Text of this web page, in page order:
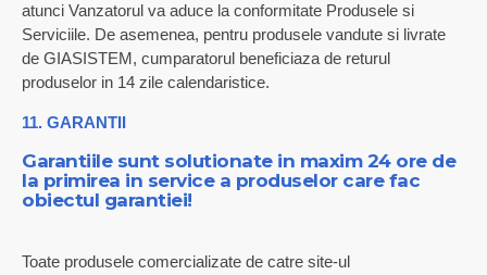
atunci Vanzatorul va aduce la conformitate Produsele si
Serviciile. De asemenea, pentru produsele vandute si livrate
de GIASISTEM, cumparatorul beneficiaza de returul
produselor in 14 zile calendaristice.
11. GARANTII
Garantiile sunt solutionate in maxim 24 ore de
la primirea in service a produselor care fac
obiectul garantiei!
Toate produsele comercializate de catre site-ul